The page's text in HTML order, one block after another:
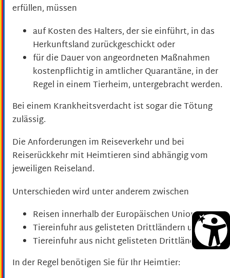
erfüllen, müssen
auf Kosten des Halters, der sie einführt, in das
Herkunftsland zurückgeschickt oder
für die Dauer von angeordneten Maßnahmen
kostenpflichtig in amtlicher Quarantäne, in der
Regel in einem Tierheim, untergebracht werden.
Bei einem Krankheitsverdacht ist sogar die Tötung
zulässig.
Die Anforderungen im Reiseverkehr und bei
Reiserückkehr mit Heimtieren sind abhängig vom
jeweiligen Reiseland.
Unterschieden wird unter anderem zwischen
Reisen innerhalb der Europäischen Union,
Tiereinfuhr aus gelisteten Drittländern und
Tiereinfuhr aus nicht gelisteten Drittländern.
In der Regel benötigen Sie für Ihr Heimtier: